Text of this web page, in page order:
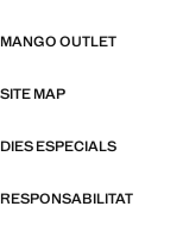
MANGO OUTLET
SITE MAP
DIES ESPECIALS
RESPONSABILITAT